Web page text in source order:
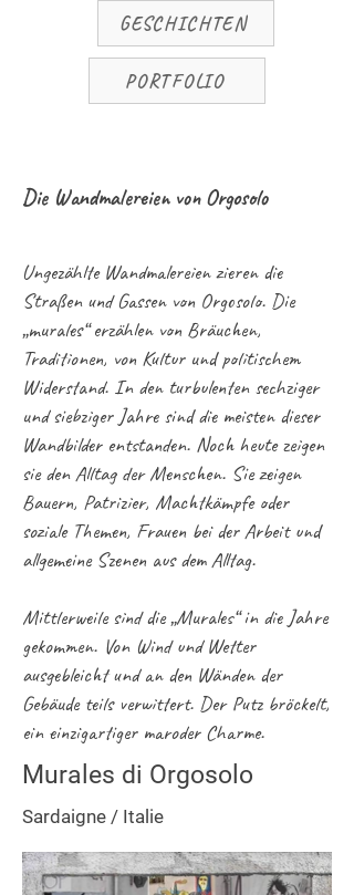
GESCHICHTEN
PORTFOLIO
Die Wandmalereien von Orgosolo
Ungezählte Wandmalereien zieren die
Straßen und Gassen von Orgosolo. Die
„murales“ erzählen von Bräuchen,
Traditionen, von Kultur und politischem
Widerstand. In den turbulenten sechziger
und siebziger Jahre sind die meisten dieser
Wandbilder entstanden. Noch heute zeigen
sie den Alltag der Menschen. Sie zeigen
Bauern, Patrizier, Machtkämpfe oder
soziale Themen, Frauen bei der Arbeit und
allgemeine Szenen aus dem Alltag.
Mittlerweile sind die „Murales“ in die Jahre
gekommen. Von Wind und Wetter
ausgebleicht und an den Wänden der
Gebäude teils verwittert. Der Putz bröckelt,
ein einzigartiger maroder Charme.
Murales di Orgosolo
Sardaigne / Italie